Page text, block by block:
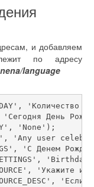
и добавляем
по адресу
language
'Сегодня День
'None');
'Any user
'С Денем